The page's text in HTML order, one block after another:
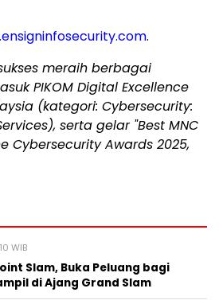
.
meraih berbagai
PIKOM Digital Excellence
(kategori: Cybersecurity:
serta gelar "Best MNC
Cybersecurity Awards 2025,
WIB
Slam, Buka Peluang bagi
di Ajang Grand Slam